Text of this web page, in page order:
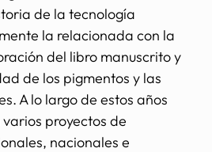
de la tecnología
la relacionada con la
del libro manuscrito y
de los pigmentos y las
A lo largo de estos años
proyectos de
nacionales e